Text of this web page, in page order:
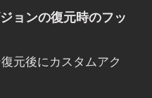
ョンの復元時のフッ
元後にカスタムアク